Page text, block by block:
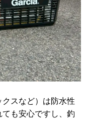
スなど）は防水性
も安心ですし、釣